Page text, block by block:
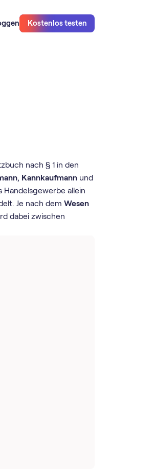
Kostenlos testen
nach § 1 in den
, Kannkaufmann und
Handelsgewerbe allein
Je nach demWesen
dabei zwischen